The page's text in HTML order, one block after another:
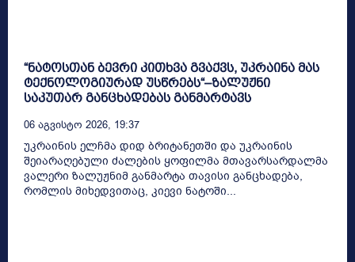
“ნატოსთან ბევრი კითხვა გვაქვს, უკრაინა მას
ტექნოლოგიურად უსწრებს“–ზალუჟნი
საკუთარ განცხადებას განმარტავს
06 Აგვისტო 2026, 19:37
უკრაინის ელჩმა დიდ ბრიტანეთში და უკრაინის
შეიარაღებული ძალების ყოფილმა მთავარსარდალმა
ვალერი ზალუჟნიმ განმარტა თავისი განცხადება,
რომლის მიხედვითაც, კიევი ნატოში...